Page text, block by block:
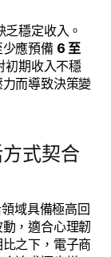
穩定收入。
應預備 6 至
初期收入不穩
而導致決策變
式契合
域具備極高回
，適合心理韌
之下，電子商